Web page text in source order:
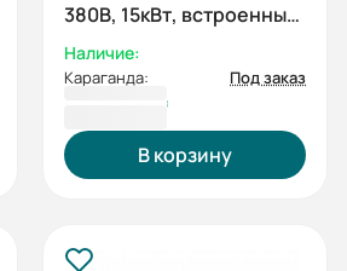
380В, 15кВт, встроенный
шунтирующий
контактор)
Наличие:
Караганда: Под заказ
В корзину